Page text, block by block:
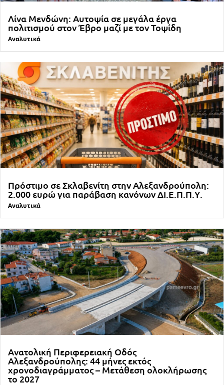
Λίνα Μενδώνη: Αυτοψία σε μεγάλα έργα
πολιτισμού στον Έβρο μαζί με τον Τοψίδη
Αναλυτικά
Πρόστιμο σε Σκλαβενίτη στην Αλεξανδρούπολη:
2.000 ευρώ για παράβαση κανόνων ΔΙ.Ε.Π.Π.Υ.
Αναλυτικά
Ανατολική Περιφερειακή Οδός
Αλεξανδρούπολης: 44 μήνες εκτός
χρονοδιαγράμματος – Μετάθεση ολοκλήρωσης
το 2027